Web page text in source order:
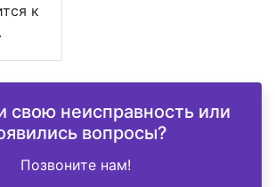
к
свою неисправность или
вопросы?
Позвоните нам!